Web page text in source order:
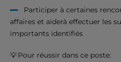
Participer à certaines
affaires et aiderà effectuer les
importants identifiés
💡 Pour réussir dans ce poste: